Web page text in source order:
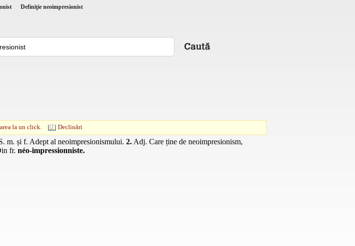
Definiţie neoimpresionist
la un click. Declinări
m. și f. Adept al neoimpresionismului. 2. Adj. Care ține de neoimpresionism,
fr. néo-impressionniste.